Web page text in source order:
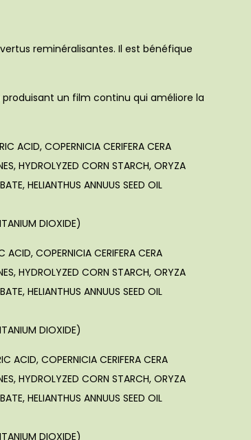
reminéralisantes. Il est bénéfique
un film continu qui améliore la
ACID, COPERNICIA CERIFERA CERA
HYDROLYZED CORN STARCH, ORYZA
HELIANTHUS ANNUUS SEED OIL
DIOXIDE)
COPERNICIA CERIFERA CERA
HYDROLYZED CORN STARCH, ORYZA
HELIANTHUS ANNUUS SEED OIL
DIOXIDE)
ACID, COPERNICIA CERIFERA CERA
HYDROLYZED CORN STARCH, ORYZA
HELIANTHUS ANNUUS SEED OIL
DIOXIDE)